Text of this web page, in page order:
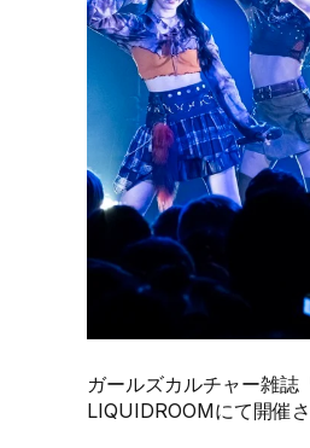
ガールズカルチャー雑誌
LIQUIDROOMにて開催さ